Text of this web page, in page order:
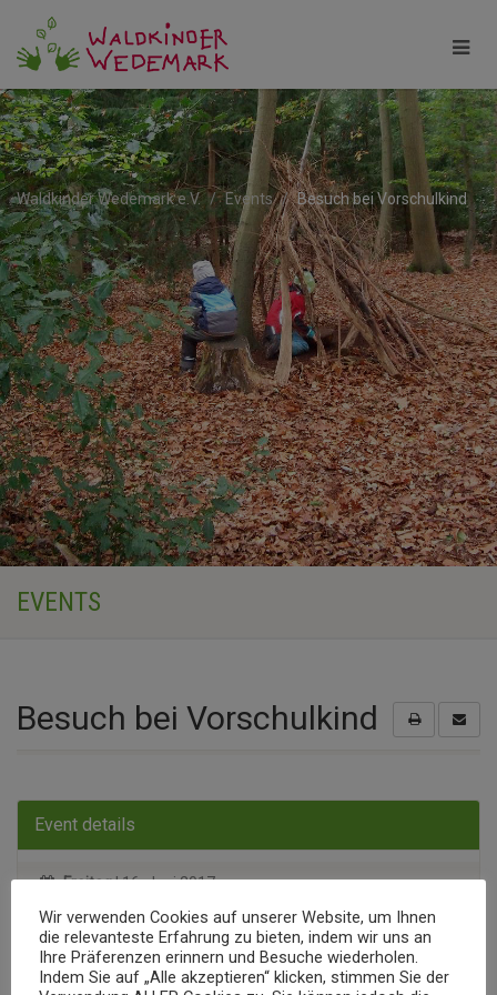
Waldkinder Wedemark e.V. Events Besuch bei Vorschulkind
EVENTS
Besuch bei Vorschulkind
Event details
Freitag| 16. Juni 2017
Den ganzen Tag
Wir verwenden Cookies auf unserer Website, um Ihnen
die relevanteste Erfahrung zu bieten, indem wir uns an
Ihre Präferenzen erinnern und Besuche wiederholen.
Indem Sie auf „Alle akzeptieren“ klicken, stimmen Sie der